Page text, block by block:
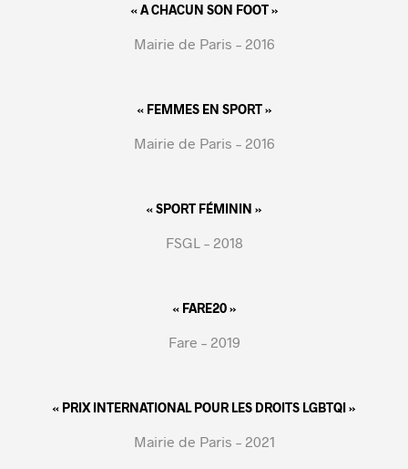
« A CHACUN SON FOOT »
Mairie de Paris – 2016
« FEMMES EN SPORT »
Mairie de Paris – 2016
« SPORT FÉMININ »
FSGL – 2018
« FARE20 »
Fare – 2019
« PRIX INTERNATIONAL POUR LES DROITS LGBTQI »
Mairie de Paris – 2021